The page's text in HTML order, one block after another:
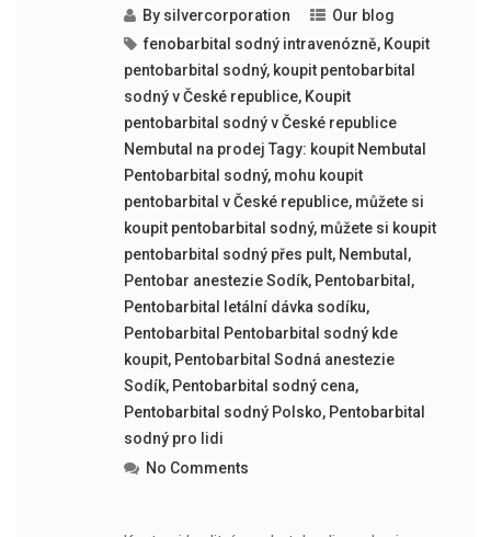
By silvercorporation
Our blog
fenobarbital sodný intravenózně, Koupit
pentobarbital sodný, koupit pentobarbital
sodný v České republice, Koupit
pentobarbital sodný v České republice
Nembutal na prodej Tagy: koupit Nembutal
Pentobarbital sodný, mohu koupit
pentobarbital v České republice, můžete si
koupit pentobarbital sodný, můžete si koupit
pentobarbital sodný přes pult, Nembutal ,
Pentobar anestezie Sodík, Pentobarbital ,
Pentobarbital letální dávka sodíku,
Pentobarbital Pentobarbital sodný kde
koupit, Pentobarbital Sodná anestezie
Sodík, Pentobarbital sodný cena,
Pentobarbital sodný Polsko, Pentobarbital
sodný pro lidi
No Comments